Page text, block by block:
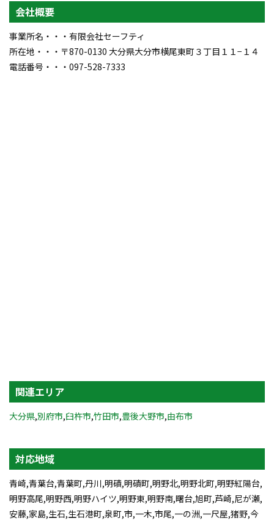
会社概要
事業所名・・・有限会社セーフティ
所在地・・・〒870-0130 大分県大分市横尾東町３丁目１１−１４
電話番号・・・097-528-7333
関連エリア
大分県,別府市,臼杵市,竹田市,豊後大野市,由布市
対応地域
青崎,青葉台,青葉町,丹川,明磧,明磧町,明野北,明野北町,明野紅陽台,
明野高尾,明野西,明野ハイツ,明野東,明野南,曙台,旭町,芦崎,尼が瀬,
安藤,家島,生石,生石港町,泉町,市,一木,市尾,一の洲,一尺屋,猪野,今